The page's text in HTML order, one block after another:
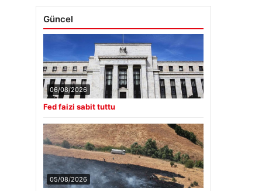
Güncel
06/08/2026
Fed faizi sabit tuttu
05/08/2026